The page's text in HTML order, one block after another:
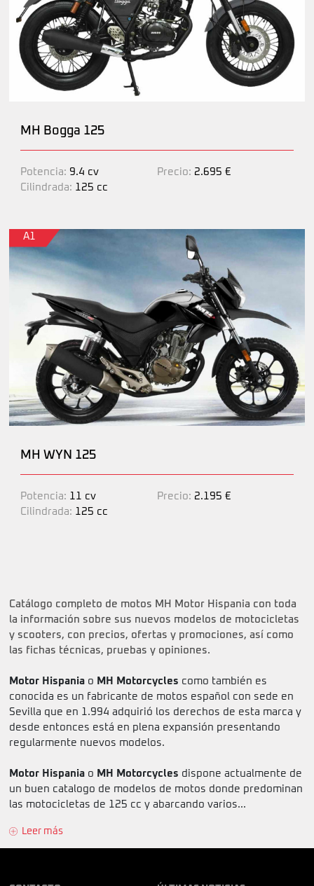
MH Bogga 125
Potencia: 9.4 cv
Cilindrada: 125 cc
Precio: 2.695 €
A1
MH WYN 125
Potencia: 11 cv
Cilindrada: 125 cc
Precio: 2.195 €
Catálogo completo de motos MH Motor Hispania con toda
la información sobre sus nuevos modelos de motocicletas
y scooters, con precios, ofertas y promociones, así como
las fichas técnicas, pruebas y opiniones.
Motor Hispania o MH Motorcycles como también es
conocida es un fabricante de motos español con sede en
Sevilla que en 1.994 adquirió los derechos de esta marca y
desde entonces está en plena expansión presentando
regularmente nuevos modelos.
Motor Hispania o MH Motorcycles dispone actualmente de
un buen catalogo de modelos de motos donde predominan
las motocicletas de 125 cc y abarcando varios...
Leer más